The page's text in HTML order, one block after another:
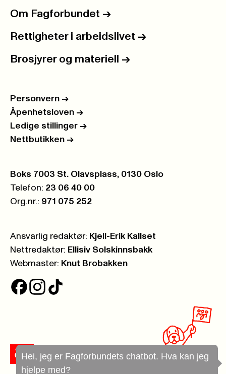
Hei, jeg er Fagforbundets chatbot. Hva kan jeg
hjelpe med?
Om Fagforbundet ->
Rettigheter i arbeidslivet ->
Brosjyrer og materiell ->
Personvern ->
Åpenhetsloven ->
Ledige stillinger ->
Nettbutikken ->
Postboks:
Boks 7003 St. Olavsplass, 0130 Oslo
Telefon: 23 06 40 00
Org.nr.: 971 075 252
Ansvarlig redaktør: Kjell-Erik Kallset
Nettredaktør: Ellisiv Solskinnsbakk
Webmaster: Knut Brobakken